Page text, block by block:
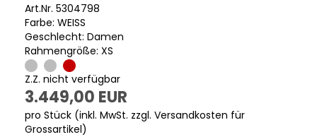
Art.Nr. 5304798
Farbe: WEISS
Geschlecht: Damen
Rahmengröße: XS
Z.Z. nicht verfügbar
3.449,00 EUR
pro Stück (inkl. MwSt. zzgl. Versandkosten für
Grossartikel)